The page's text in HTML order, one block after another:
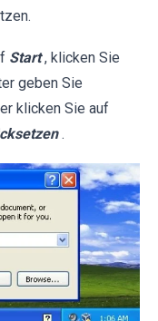
Start , klicken Sie
geben Sie
klicken Sie auf
.